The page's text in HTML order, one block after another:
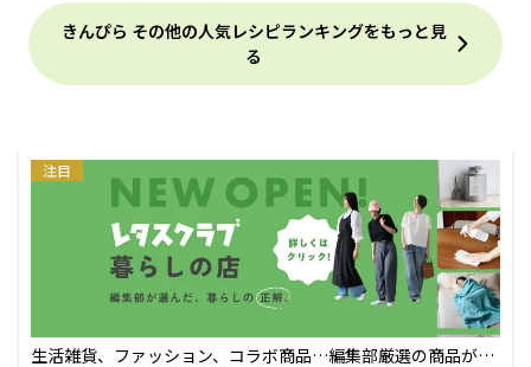
きんぴら その他の人気レシピランキングをもっと見
る
注目
生活雑貨、ファッション、コラボ商品…編集部厳選の商品が買